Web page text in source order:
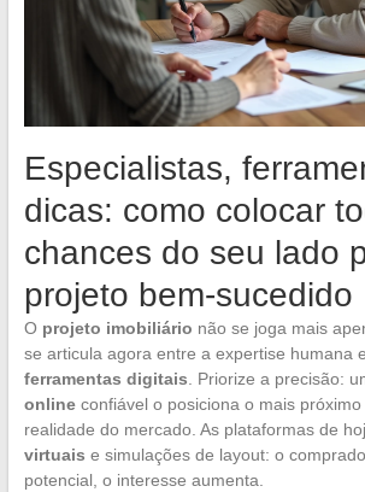
Especialistas,
dicas: como colocar
chances do seu lado
projeto bem-sucedido
O projeto imobiliário não se joga mais
se articula agora entre a expertise humana
ferramentas digitais . Priorize a precisão:
onlineconfiável o posiciona o mais próximo
realidade do mercado. As plataformas de
virtuais e simulações de layout: o
potencial, o interesse aumenta.